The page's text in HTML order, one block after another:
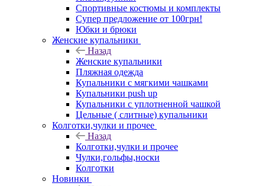
Спортивные костюмы и комплекты
Супер предложение от 100грн!
Юбки и брюки
Женские купальники
Назад
Женские купальники
Пляжная одежда
Купальники с мягкими чашками
Купальники push up
Купальники с уплотненной чашкой
Цельные ( слитные) купальники
Колготки,чулки и прочее
Назад
Колготки,чулки и прочее
Чулки,гольфы,носки
Колготки
Новинки